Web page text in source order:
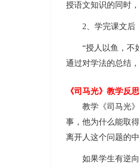
授语文知识的同时
2、学完课文后，
“授人以鱼，不如
通过对学法的总结
《司马光》教学反
教学《司马光》
事，他为什么能取
离开人这个问题的
如果学生有逆向